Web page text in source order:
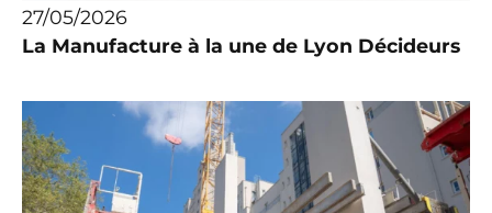
27/05/2026
La Manufacture à la une de Lyon Décideurs